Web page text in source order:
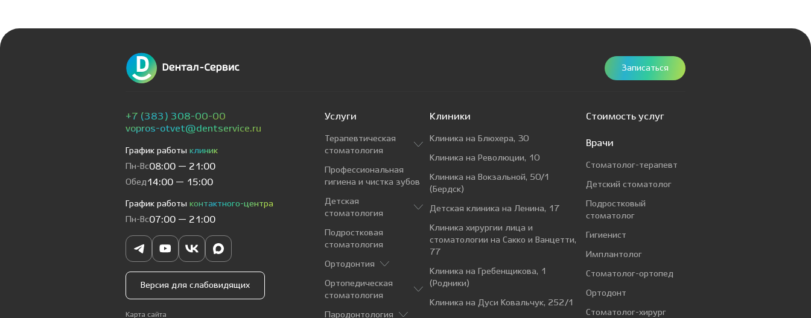
Записаться
+7 (383) 308-00-00
vopros-otvet@dentservice.ru
График работы клиник
Пн-Вс08:00 — 21:00
Обед 14:00 — 15:00
График работы контактного-центра
Пн-Вс07:00 — 21:00
Версия для слабовидящих
Карта сайта
Услуги
Терапевтическая
стоматология
Профессиональная
гигиена и чистка зубов
Детская
стоматология
Подростковая
стоматология
Ортодонтия
Ортопедическая
стоматология
Пародонтология
Клиники
Клиника на Блюхера, 30
Клиника на Революции, 10
Клиника на Вокзальной, 50/1
(Бердск)
Детская клиника на Ленина, 17
Клиника хирургии лица и
стоматологии на Сакко и Ванцетти,
77
Клиника на Гребенщикова, 1
(Родники)
Клиника на Дуси Ковальчук, 252/1
Стоимость услуг
Врачи
Стоматолог-терапевт
Детский стоматолог
Подростковый
стоматолог
Гигиенист
Имплантолог
Стоматолог-ортопед
Ортодонт
Стоматолог-хирург